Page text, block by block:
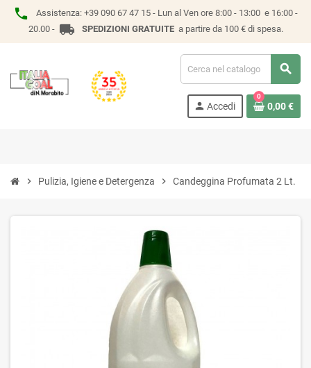
phone Assistenza: +39 090 67 47 15 - Lun al Ven ore 8:00 - 13:00 e 16:00 -
20.00 - local_shipping SPEDIZIONI GRATUITEa partire da 100 € di spesa.
search
person Accedi
0
0,00 €
chevron_right Pulizia, Igiene e Detergenza chevron_right Candeggina Profumata 2 Lt.